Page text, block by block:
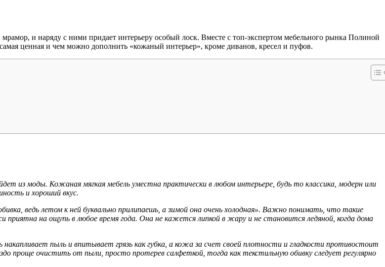
и наряду с ними придает интерьеру особый лоск. Вместе с топ-экспертом мебельного рынка Полиной
ценная и чем можно дополнить «кожаный интерьер», кроме диванов, кресел и пуфов.
из моды. Кожаная мягкая мебель уместна практически в любом интерьере, будь то классика, модерн или
и хороший вкус.
ведь летом к ней буквально прилипаешь, а зимой она очень холодная». Важно понимать, что такие
на ощупь в любое время года. Она не кажется липкой в жару и не становится ледяной, когда дома
накапливает пыль и впитывает грязь как губка, а кожа за счет своей плотности и гладкости противостоит
проще очистить от пыли, просто протерев салфеткой, тогда как текстильную обивку следует регулярно